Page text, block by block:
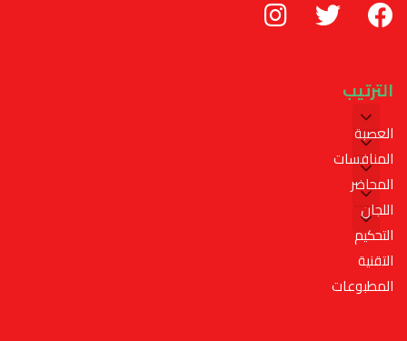
الترتيب
العصبة
المنافسات
المحاضر
اللجان
التحكيم
التقنية
المطبوعات